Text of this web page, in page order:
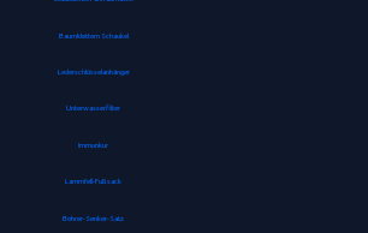
Baumklettern Schaukel
Lederschlüsselanhänger
Unterwasserfilter
Immunkur
Lammfell-Fußsack
Bohrer-Senker-Satz